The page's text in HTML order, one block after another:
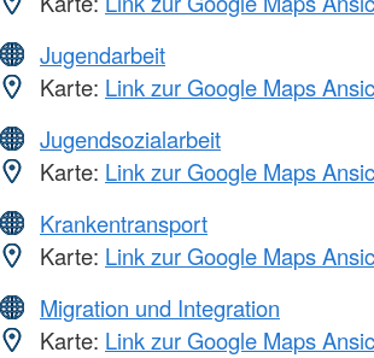
Jugendarbeit
Karte: Link zur Google Maps
Jugendsozialarbeit
Karte: Link zur Google Maps
Krankentransport
Karte: Link zur Google Maps
Migration und Integration
Karte: Link zur Google Maps